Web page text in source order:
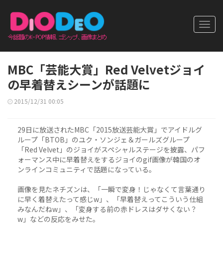
MBC「芸能大賞」Red Velvetジョイ
の早着替えシーンが話題に
2015/12/31 00:05
29日に放送されたMBC「2015放送芸能大賞」でアイドルグ
ループ「BTOB」のユク・ソンジェ＆ガールズグループ
「Red Velvet」のジョイがスペシャルステージを披露、パフ
ォーマンス中に早着替えをするジョイのgif画像が韓国のオ
ンラインコミュニティで話題になっている。
画像を見たネチズンは、「一瞬で変身！じゃなくて言葉通り
に早く着替えたって感じw」、「早着替えってこういう仕組
みなんだねw」、「変身する前の赤ドレスはダサくない？
w」などの反応をみせた。